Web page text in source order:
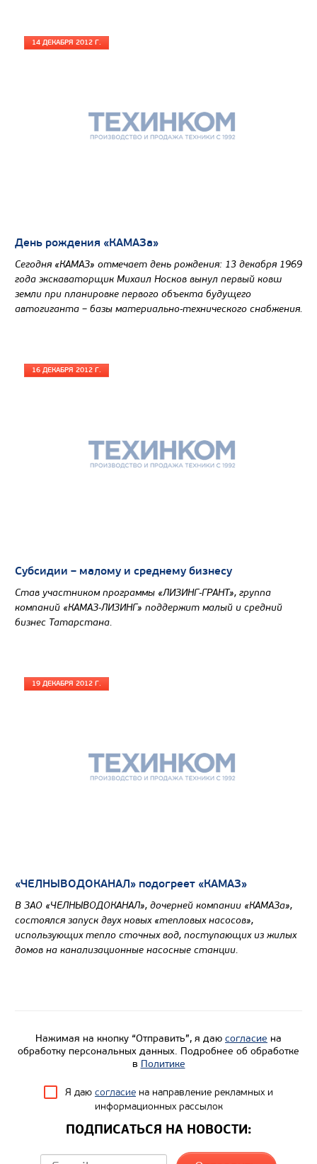
Производитель
Экологический класс
Узнать цену
14 ДЕКАБРЯ 2012 Г.
День рождения «КАМАЗа»
Сегодня «КАМАЗ» отмечает день рождения: 13 декабря 1969
года экскаваторщик Михаил Носков вынул первый ковш
земли при планировке первого объекта будущего
автогиганта – базы материально-технического снабжения.
16 ДЕКАБРЯ 2012 Г.
Субсидии – малому и среднему бизнесу
Став участником программы «ЛИЗИНГ-ГРАНТ», группа
компаний «КАМАЗ-ЛИЗИНГ» поддержит малый и средний
бизнес Татарстана.
19 ДЕКАБРЯ 2012 Г.
«ЧЕЛНЫВОДОКАНАЛ» подогреет «КАМАЗ»
В ЗАО «ЧЕЛНЫВОДОКАНАЛ», дочерней компании «КАМАЗа»,
состоялся запуск двух новых «тепловых насосов»,
использующих тепло сточных вод, поступающих из жилых
домов на канализационные насосные станции.
Нажимая на кнопку “Отправить”, я даю согласие на
обработку персональных данных. Подробнее об обработке
в Политике
Я даю согласие на направление рекламных и
информационных рассылок
ПОДПИСАТЬСЯ НА НОВОСТИ: